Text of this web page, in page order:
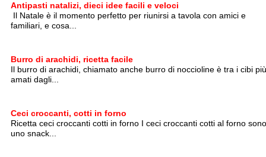
Antipasti natalizi, dieci idee facili e veloci
Il Natale è il momento perfetto per riunirsi a tavola con amici e
familiari, e cosa...
Burro di arachidi, ricetta facile
Il burro di arachidi, chiamato anche burro di noccioline è tra i cibi più
amati dagli...
Ceci croccanti, cotti in forno
Ricetta ceci croccanti cotti in forno I ceci croccanti cotti al forno sono
uno snack...